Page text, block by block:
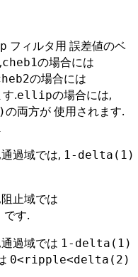
フィルタ用 誤差値のベ
cheb1の場合には
の場合には
.ellipの場合には,
の両方が 使用されます.
過域では, 1-delta(1)
止域では
です.
過域では 1-delta(1)
0<ripple<delta(2)